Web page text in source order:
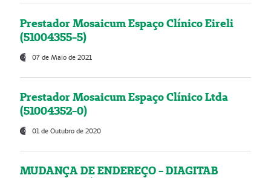
Prestador Mosaicum Espaço Clínico Eireli
(51004355-5)
07 de Maio de 2021
Prestador Mosaicum Espaço Clínico Ltda
(51004352-0)
01 de Outubro de 2020
MUDANÇA DE ENDEREÇO - DIAGITAB